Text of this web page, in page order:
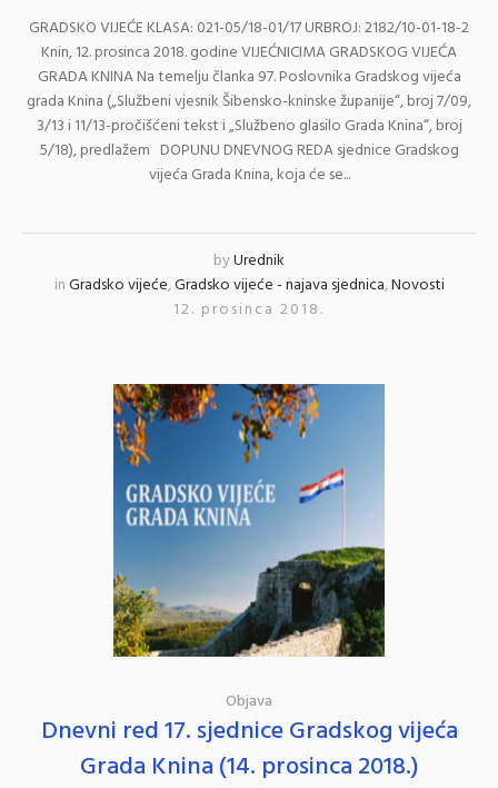
GRADSKO VIJEĆE KLASA: 021-05/18-01/17 URBROJ: 2182/10-01-18-2
Knin, 12. prosinca 2018. godine VIJEĆNICIMA GRADSKOG VIJEĆA
GRADA KNINA Na temelju članka 97. Poslovnika Gradskog vijeća
grada Knina („Službeni vjesnik Šibensko-kninske županije“, broj 7/09,
3/13 i 11/13-pročišćeni tekst i „Službeno glasilo Grada Knina“, broj
5/18), predlažem DOPUNU DNEVNOG REDA sjednice Gradskog
vijeća Grada Knina, koja će se...
byUrednik
inGradsko vijeće,Gradsko vijeće - najava sjednica,Novosti
12. prosinca 2018.
Objava
Dnevni red 17. sjednice Gradskog vijeća
Grada Knina (14. prosinca 2018.)